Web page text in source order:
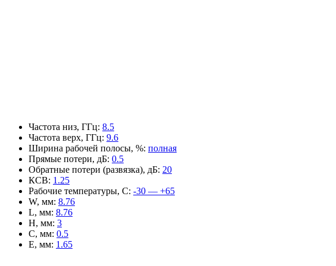
Частота низ, ГГц: 8.5
Частота верх, ГГц: 9.6
Ширина рабочей полосы, %: полная
Прямые потери, дБ: 0.5
Обратные потери (развязка), дБ: 20
КСВ: 1.25
Рабочие температуры, С: -30 — +65
W, мм: 8.76
L, мм: 8.76
H, мм: 3
C, мм: 0.5
E, мм: 1.65